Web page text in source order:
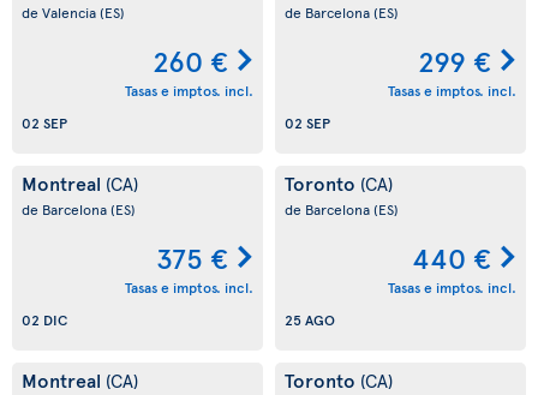
de Valencia(ES)
260 €
Tasas e imptos. incl.
02 SEP
de Barcelona(ES)
299 €
Tasas e imptos. incl.
02 SEP
Montreal (CA)
de Barcelona(ES)
375 €
Tasas e imptos. incl.
02 DIC
Toronto (CA)
de Barcelona(ES)
440 €
Tasas e imptos. incl.
25 AGO
Montreal (CA) Toronto (CA)